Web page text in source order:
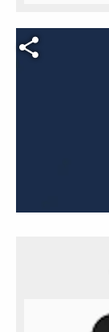
Video file